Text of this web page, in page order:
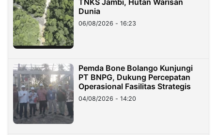
TNKS Jambi, Hutan Warisan
Dunia
06/08/2026 - 16:23
Pemda Bone Bolango Kunjungi
PT BNPG, Dukung Percepatan
Operasional Fasilitas Strategis
04/08/2026 - 14:20